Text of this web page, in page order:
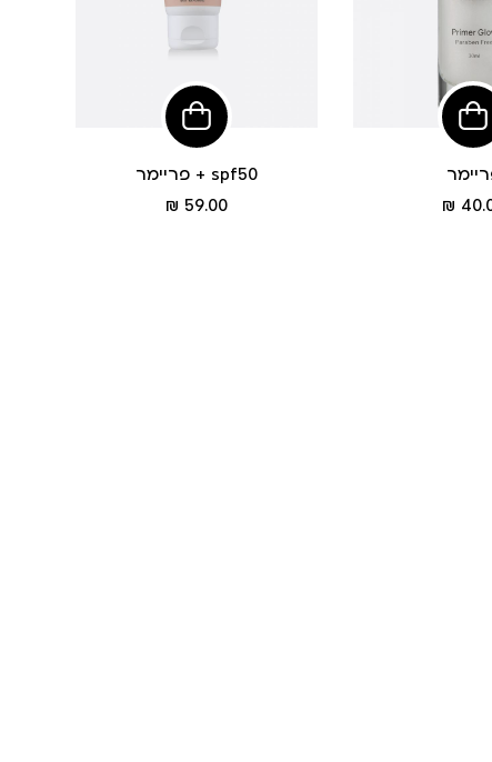
הוסיפי
לסל
מחיר
הוסיפי
לסל
פריימר + spf50
מחיר59.00 ₪